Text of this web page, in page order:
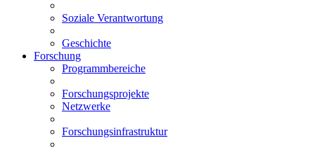
Soziale Verantwortung
Geschichte
Forschung
Programmbereiche
Forschungsprojekte
Netzwerke
Forschungsinfrastruktur